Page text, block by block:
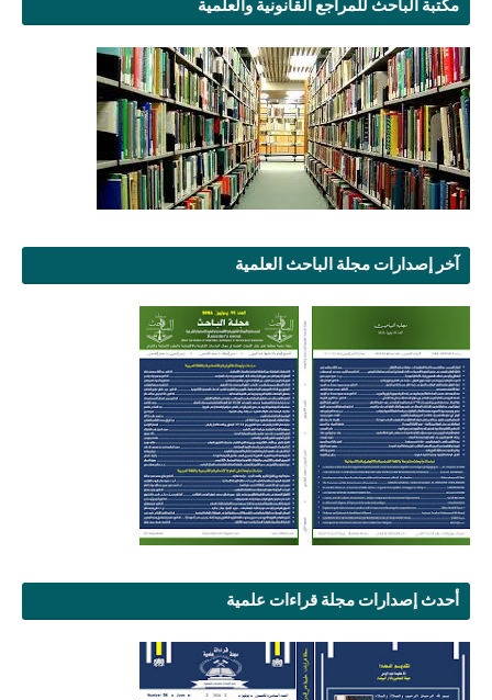
مكتبة الباحث للمراجع القانونية والعلمية
آخر إصدارات مجلة الباحث العلمية
أحدث إصدارات مجلة قراءات علمية